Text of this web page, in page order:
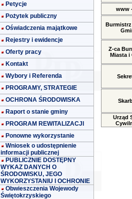
Petycje
Pożytek publiczny
Oświadczenia majątkowe
Rejestry i ewidencje
Oferty pracy
Kontakt
Wybory i Referenda
PROGRAMY, STRATEGIE
OCHRONA ŚRODOWISKA
Raport o stanie gminy
PROGRAM REWITALIZACJI
Ponowne wykorzystanie
Wniosek o udostępnienie
informacji publicznej
PUBLICZNIE DOSTĘPNY
WYKAZ DANYCH O
ŚRODOWISKU, JEGO
WYKORZYSTANIU I OCHRONIE
Obwieszczenia Wojewody
Świętokrzyskiego
www
Burmistrz
Z-ca
Miasta i
Urząd